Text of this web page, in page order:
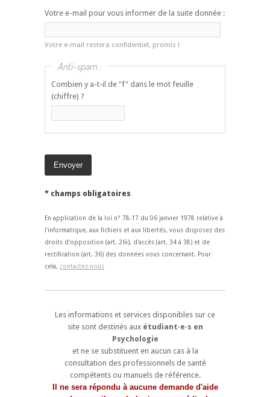
Votre e-mail pour vous informer de la suite donnée :
Votre e-mail restera confidentiel, promis !
Anti-spam :
Combien y a-t-il de "f" dans le mot feuille
(chiffre) ?
* champs obligatoires
En application de la loi n° 78-17 du 06 janvier 1978 relative à
l'informatique, aux fichiers et aux libertés, vous disposez des
droits d'opposition (art. 26i), d'accès (art. 34 à 38) et de
rectification (art. 36) des données vous concernant. Pour
cela, contactez-nous
Les informations et services disponibles sur ce
site sont destinés aux étudiant·e·s en
Psychologie
et ne se substituent en aucun cas à la
consultation des professionnels de santé
compétents ou manuels de référence.
Il ne sera répondu à aucune demande d'aide